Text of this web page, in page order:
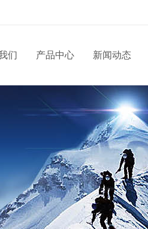
们 产品中心 新闻动态